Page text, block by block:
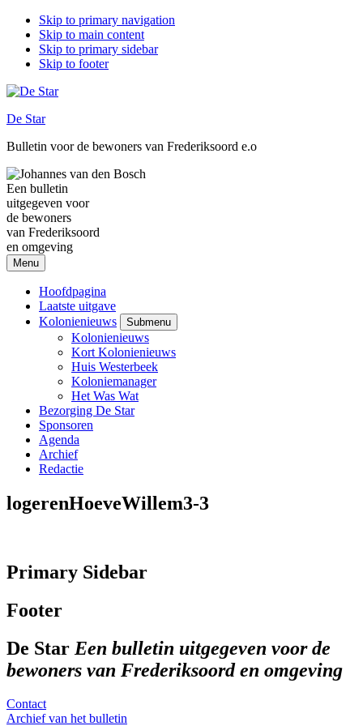
Skip to primary navigation
Skip to main content
Skip to primary sidebar
Skip to footer
De Star
Bulletin voor de bewoners van Frederiksoord e.o
Een bulletin
uitgegeven voor
de bewoners
van Frederiksoord
en omgeving
Menu
Hoofdpagina
Laatste uitgave
Kolonienieuws
Submenu
Kolonienieuws
Kort Kolonienieuws
Huis Westerbeek
Koloniemanager
Het Was Wat
Bezorging De Star
Sponsoren
Agenda
Archief
Redactie
logerenHoeveWillem3-3
Primary Sidebar
Footer
De Star Een bulletin uitgegeven voor de
bewoners van Frederiksoord en omgeving
Contact
Archief van het bulletin